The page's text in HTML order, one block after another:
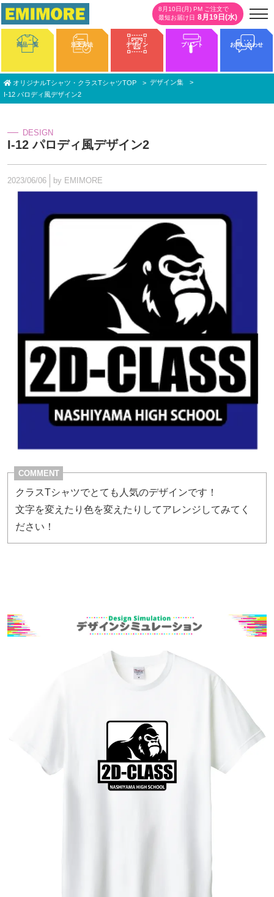
8月10日(月) PM ご注文で
最短お届け日 8月19日(水)
商品一覧 注文方法 デザイン プリント お問い合わせ
オリジナルTシャツ・クラスTシャツTOP
デザイン集
I-12 パロディ風デザイン2
DESIGN
I-12 パロディ風デザイン2
2023/06/06 by EMIMORE
COMMENT
クラスTシャツでとても人気のデザインです！
文字を変えたり色を変えたりしてアレンジしてみてく
ださい！